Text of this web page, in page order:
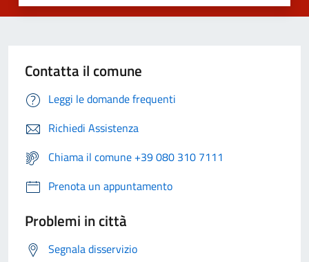
Contatta il comune
Leggi le domande frequenti
Richiedi Assistenza
Chiama il comune +39 080 310 7111
Prenota un appuntamento
Problemi in città
Segnala disservizio